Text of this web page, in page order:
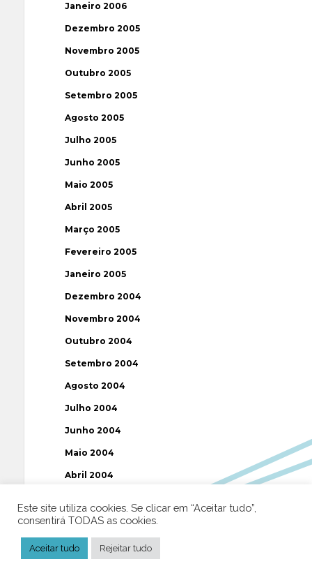
Janeiro 2006
Dezembro 2005
Novembro 2005
Outubro 2005
Setembro 2005
Agosto 2005
Julho 2005
Junho 2005
Maio 2005
Abril 2005
Março 2005
Fevereiro 2005
Janeiro 2005
Dezembro 2004
Novembro 2004
Outubro 2004
Setembro 2004
Agosto 2004
Julho 2004
Junho 2004
Maio 2004
Abril 2004
Fevereiro 2004
Janeiro 2004
Este site utiliza cookies. Se clicar em “Aceitar tudo”,
consentirá TODAS as cookies.
Aceitar tudo Rejeitar tudo